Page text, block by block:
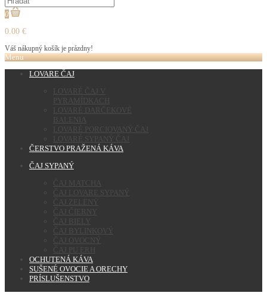
0
0.00 €
Váš nákupný košík je prázdny!
Menu
LOVARE ČAJ
LOVARÉ ČAJ V
PYRAMÍDKACH
LOVARÉ DARČEKOVÉ
BALENIA
LOVARÉ PORCIOVANÝ ČAJ
LOVARÉ SYPANÝ ČAJ
ČERSTVO PRAŽENÁ KÁVA
ČAJ SYPANÝ
ČAJ MATCHA
ČAJ LOVARE SYPANÝ
ČAJ ZELENÝ
ČAJ ČIERNY
ČAJ BIELY
ČAJ BYLINKOVÝ
ČAJ OVOCNÝ
ČAJ PU ERH
OCHUTENÁ KÁVA
SUŠENÉ OVOCIE A ORECHY
PRÍSLUŠENSTVO